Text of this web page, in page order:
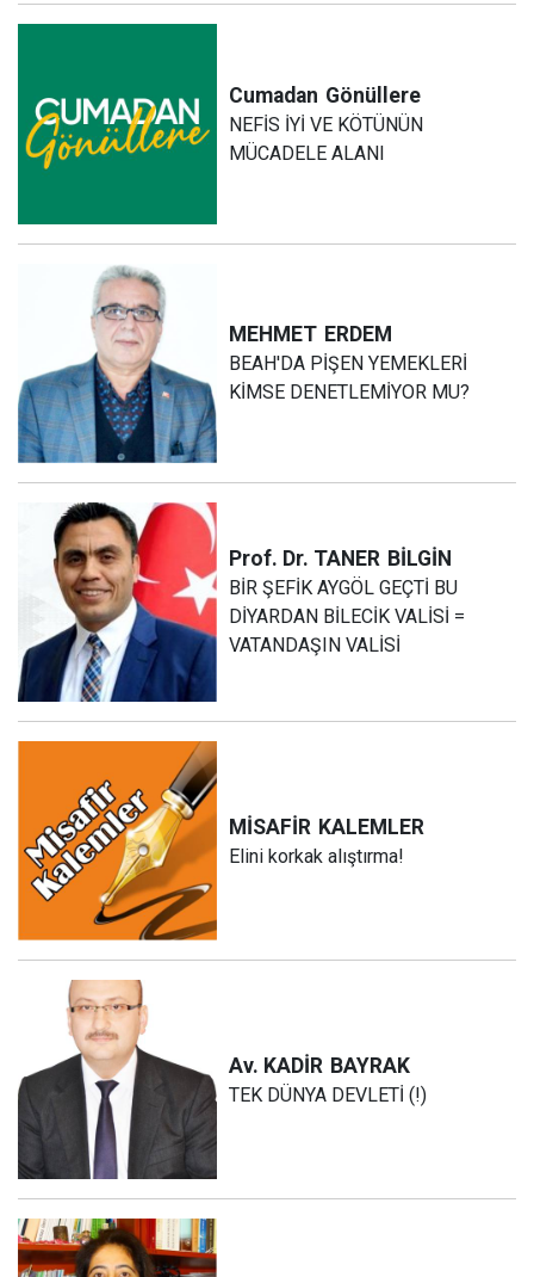
Cumadan Gönüllere
NEFİS İYİ VE KÖTÜNÜN
MÜCADELE ALANI
MEHMET ERDEM
BEAH'DA PİŞEN YEMEKLERİ
KİMSE DENETLEMİYOR MU?
Prof. Dr. TANER BİLGİN
BİR ŞEFİK AYGÖL GEÇTİ BU
DİYARDAN BİLECİK VALİSİ =
VATANDAŞIN VALİSİ
MİSAFİR KALEMLER
Elini korkak alıştırma!
Av. KADİR BAYRAK
TEK DÜNYA DEVLETİ (!)